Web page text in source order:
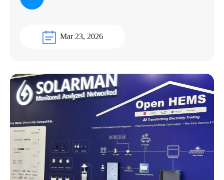
Mar 23, 2026